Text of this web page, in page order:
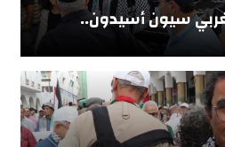
سيون أسيدون..